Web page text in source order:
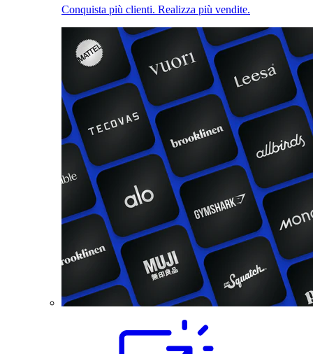
Conquista più clienti. Realizza più vendite.